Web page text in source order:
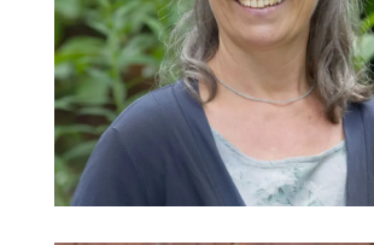
Sabine Burkhardt
Kindergarten Lechauen